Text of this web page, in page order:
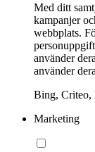
Med ditt
kampanjer
webbplats.
använder
använder
Bing, Criteo,
Marketing